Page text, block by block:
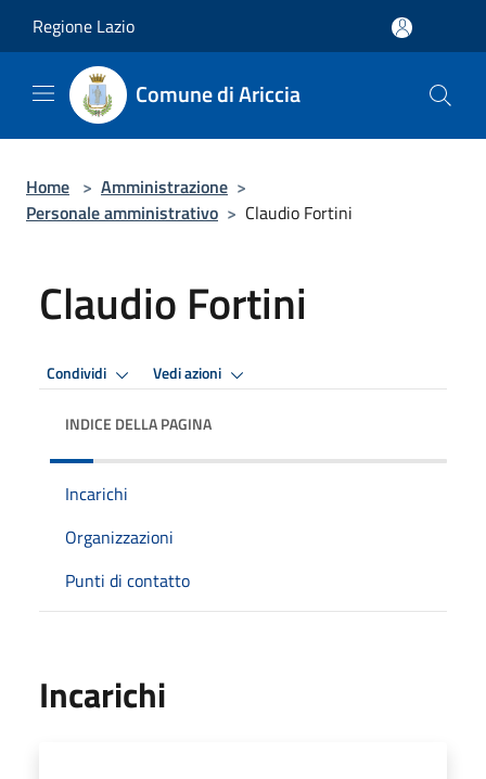
Regione Lazio
Comune di Ariccia
Home > Amministrazione >
Personale amministrativo > Claudio Fortini
Claudio Fortini
Condividi Vedi azioni
INDICE DELLA PAGINA
Incarichi
Organizzazioni
Punti di contatto
Incarichi